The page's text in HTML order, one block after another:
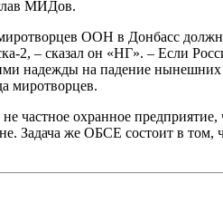
МИДов.
ООН в Донбасс
– сказал он «НГ». – Если
надежды на падение
миротворцев.
частное охранное
Задача же ОБСЕ состоит в